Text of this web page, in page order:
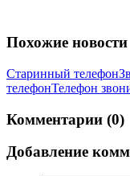
Похожие новости
Старинный телефон
телефонТелефон
Комментарии (0)
Добавление